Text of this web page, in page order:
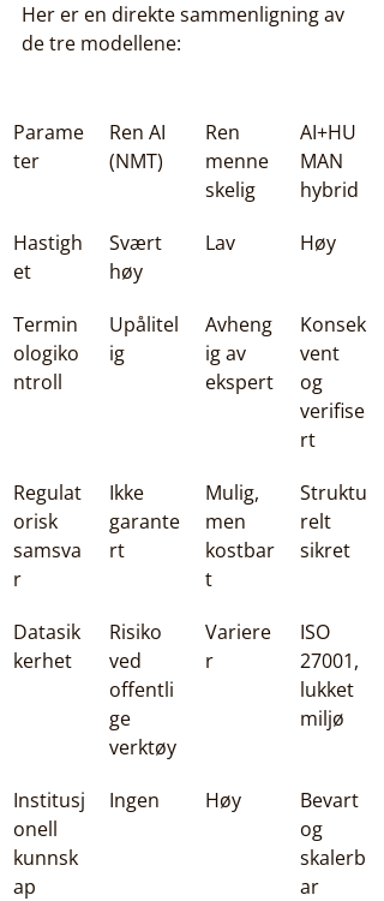
Her er en direkte sammenligning av
de tre modellene:
Parame
ter
Ren AI
(NMT)
Ren
menne
skelig
AI+HU
MAN
hybrid
Hastigh
et
Svært
høy
Lav Høy
Termin
ologiko
ntroll
Upålitel
ig
Avheng
ig av
ekspert
Konsek
vent
og
verifise
rt
Regulat
orisk
samsva
r
Ikke
garante
rt
Mulig,
men
kostbar
t
Struktu
relt
sikret
Datasik
kerhet
Risiko
ved
offentli
ge
verktøy
Variere
r
ISO
27001,
lukket
miljø
Institusj
onell
kunnsk
ap
Ingen Høy
Bevart
og
skalerb
ar